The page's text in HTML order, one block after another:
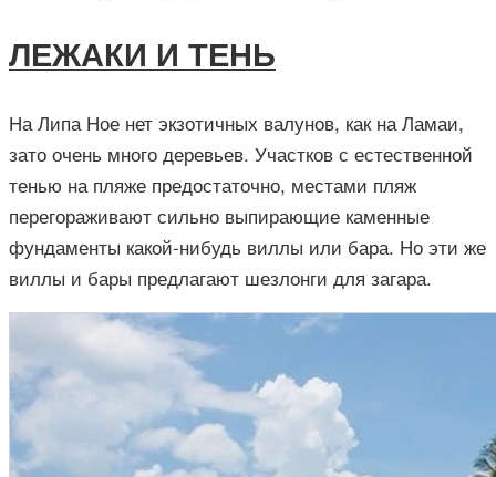
ЛЕЖАКИ И ТЕНЬ
На Липа Ное нет экзотичных валунов, как на Ламаи,
зато очень много деревьев. Участков с естественной
тенью на пляже предостаточно, местами пляж
перегораживают сильно выпирающие каменные
фундаменты какой-нибудь виллы или бара. Но эти же
виллы и бары предлагают шезлонги для загара.